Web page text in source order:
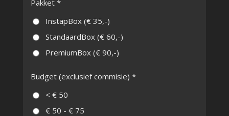
Pakket *
InstapBox (€ 35,-)
StandaardBox (€ 60,-)
PremiumBox (€ 90,-)
Budget (exclusief commisie) *
< € 50
€ 50 - € 75